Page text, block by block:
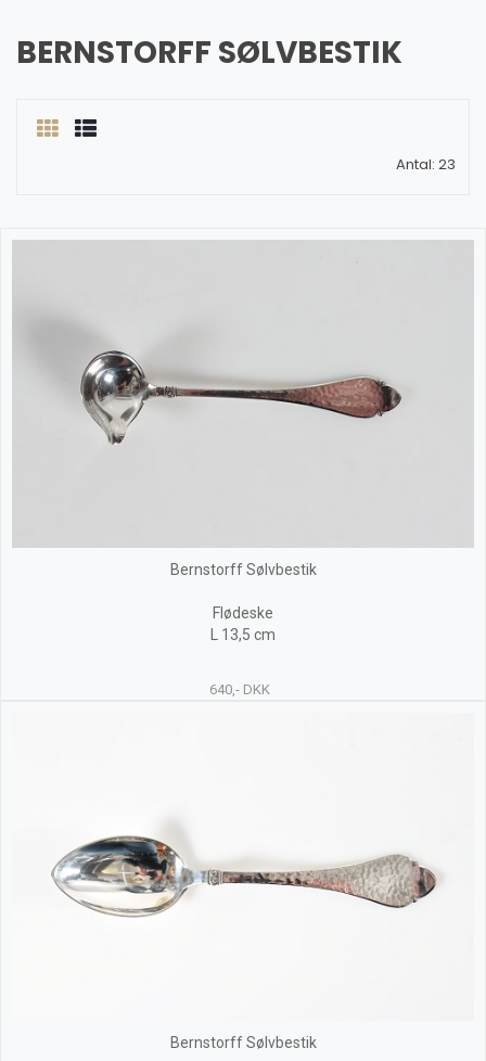
BERNSTORFF SØLVBESTIK
Antal: 23
Bernstorff Sølvbestik
Flødeske
L 13,5 cm
640,- DKK
Bernstorff Sølvbestik